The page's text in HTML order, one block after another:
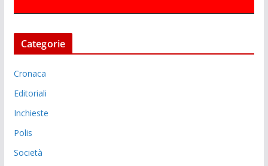
Categorie
Cronaca
Editoriali
Inchieste
Polis
Società